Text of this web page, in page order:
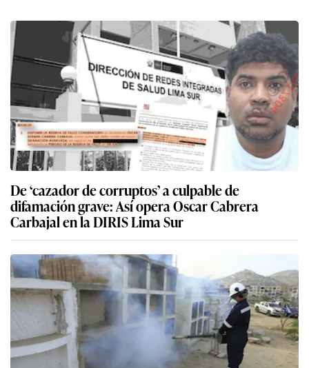
De ‘cazador de corruptos’ a culpable de
difamación grave: Así opera Oscar Cabrera
Carbajal en la DIRIS Lima Sur